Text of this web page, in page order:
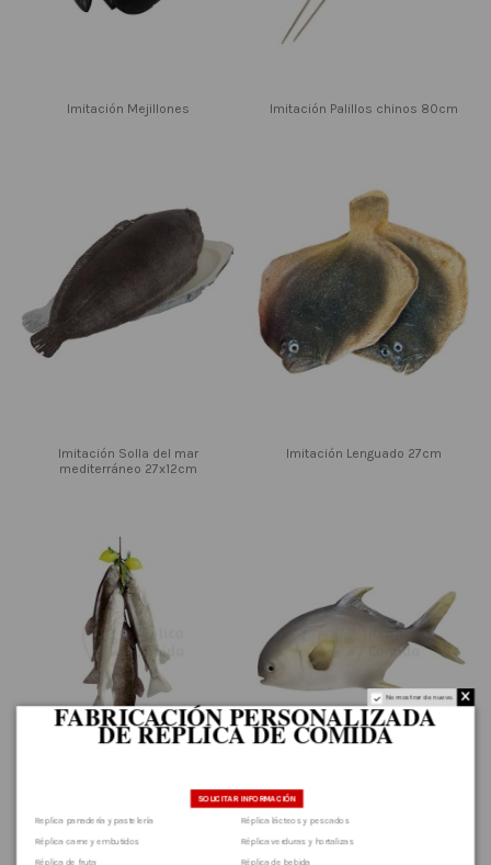
Imitación Mejillones Imitación Palillos chinos 80cm
Imitación Solla del mar
mediterráneo 27x12cm
Imitación Lenguado 27cm
Imitación Ristra de peces con
limón 55cm
Imitación Atún blanco 30cm
No mostrar de nuevo.
FABRICACIÓN PERSONALIZADA
DE RÉPLICA DE COMIDA
SOLICITAR INFORMACIÓN
Replica panadería y pastelería Réplica lácteos y pescados
Réplica carne y embutidos Réplica verduras y hortalizas
Réplica de fruta Réplica de bebida